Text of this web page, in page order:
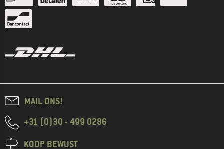
MAIL ONS!
+31 (0)30 - 499 0286
KOOP BEWUST